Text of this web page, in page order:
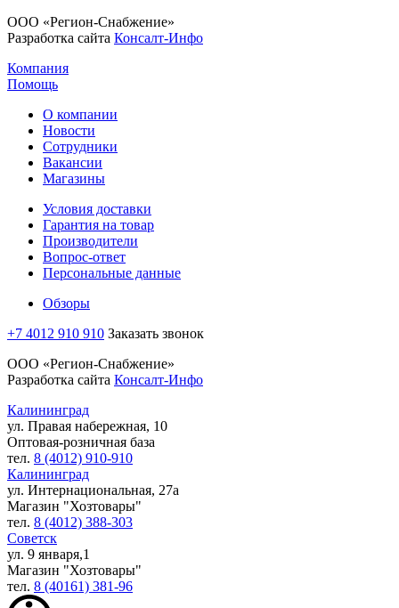
ООО «Регион-Снабжение»
Разработка сайта Консалт-Инфо
Компания
Помощь
О компании
Новости
Сотрудники
Вакансии
Магазины
Условия доставки
Гарантия на товар
Производители
Вопрос-ответ
Персональные данные
Обзоры
+7 4012 910 910 Заказать звонок
ООО «Регион-Снабжение»
Разработка сайта Консалт-Инфо
Калининград
ул. Правая набережная, 10
Оптовая-розничная база
тел. 8 (4012) 910-910
Калининград
ул. Интернациональная, 27а
Магазин "Хозтовары"
тел. 8 (4012) 388-303
Советск
ул. 9 января,1
Магазин "Хозтовары"
тел. 8 (40161) 381-96